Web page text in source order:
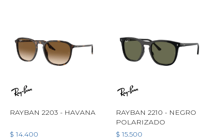
RAYBAN 2203 - HAVANA
$ 14.400
RAYBAN 2210 - NEGRO
POLARIZADO
$ 15.500